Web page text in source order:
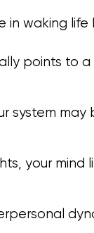
in waking
points to
system
your mind